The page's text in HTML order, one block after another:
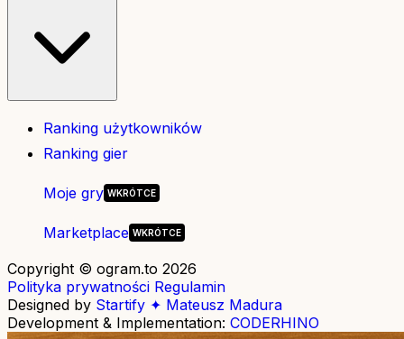
Ranking użytkowników
Ranking gier
Moje gry
Marketplace
Copyright © ogram.to 2026
Polityka prywatności Regulamin
Designed by Startify ✦ Mateusz Madura
Development & Implementation: CODERHINO